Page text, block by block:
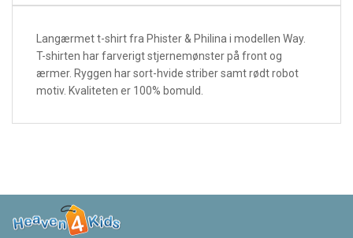
Langærmet t-shirt fra Phister & Philina i modellen Way.
T-shirten har farverigt stjernemønster på front og
ærmer. Ryggen har sort-hvide striber samt rødt robot
motiv. Kvaliteten er 100% bomuld.